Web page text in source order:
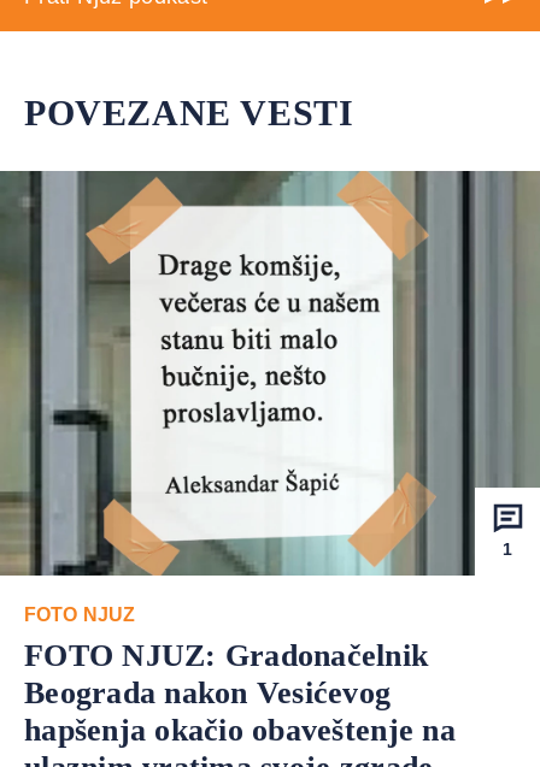
POVEZANE VESTI
1
FOTO NJUZ
FOTO NJUZ: Gradonačelnik
Beograda nakon Vesićevog
hapšenja okačio obaveštenje na